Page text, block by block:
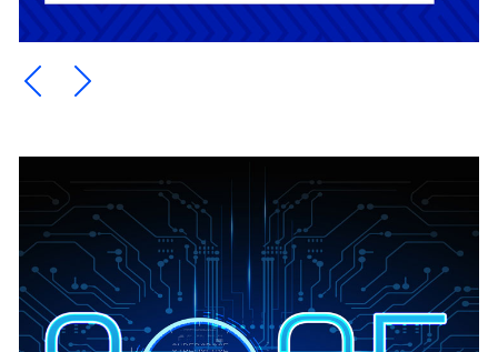
Ein Element zurück blättern
Ein Element weiter blättern